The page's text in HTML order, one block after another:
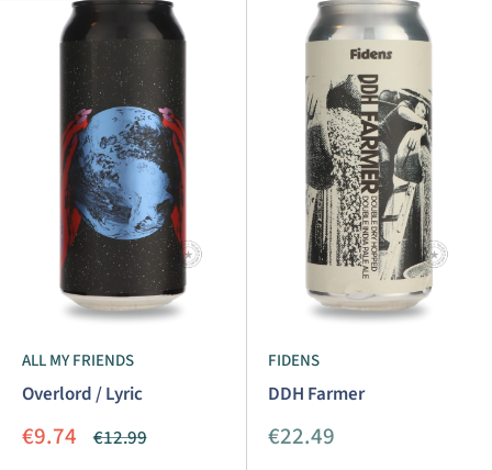
ALL MY FRIENDS
Overlord / Lyric
Aanbiedingsprijs
€9.74 Normale
€12.99
FIDENS
DDH Farmer
Aanbiedingsprijs
€22.49